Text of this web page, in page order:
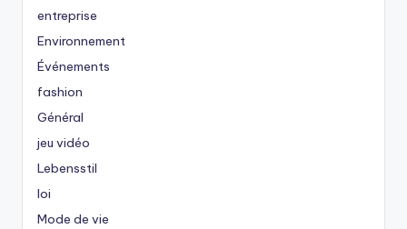
entreprise
Environnement
Événements
fashion
Général
jeu vidéo
Lebensstil
loi
Mode de vie